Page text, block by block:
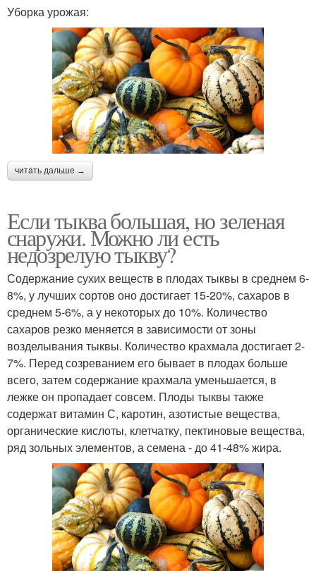
Уборка урожая:
читать дальше →
Если тыква большая, но зеленая
снаружи. Можно ли есть
недозрелую тыкву?
Содержание сухих веществ в плодах тыквы в среднем 6-
8%, у лучших сортов оно достигает 15-20%, сахаров в
среднем 5-6%, а у некоторых до 10%. Количество
сахаров резко меняется в зависимости от зоны
возделывания тыквы. Количество крахмала достигает 2-
7%. Перед созреванием его бывает в плодах больше
всего, затем содержание крахмала уменьшается, в
лежке он пропадает совсем. Плоды тыквы также
содержат витамин С, каротин, азотистые вещества,
органические кислоты, клетчатку, пектиновые вещества,
ряд зольных элементов, а семена - до 41-48% жира.